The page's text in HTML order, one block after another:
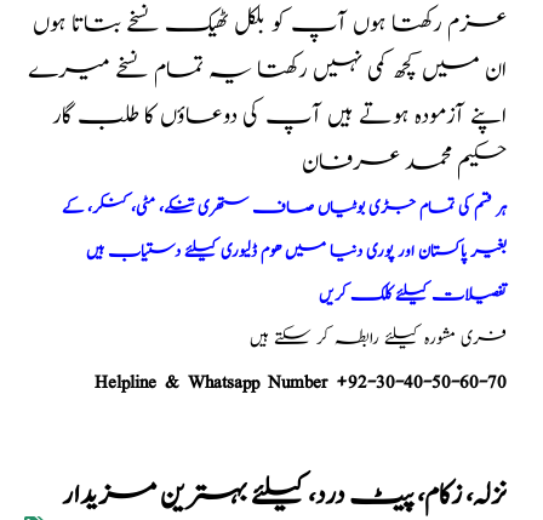
عزم رکھتا ہوں آپ کو بلکل ٹھیک نسخے بتاتا ہوں
ان میں کچھ کمی نہیں رکھتا یہ تمام نسخے میرے
اپنے آزمودہ ہوتے ہیں آپ کی دوعاؤں کا طلب گار
حکیم محمد عرفان
ہر قسم کی تمام جڑی بوٹیاں صاف ستھری تنکے، مٹی، کنکر، کے
بغیر پاکستان اور پوری دنیا میں ھوم ڈلیوری کیلئے دستیاب ہیں
تفصیلات کیلئے کلک کریں
فری مشورہ کیلئے رابطہ کر سکتے ہیں
Helpline & Whatsapp Number +92-30-40-50-60-70
نزلہ، زکام، پیٹ درد، کیلئے بہترین مزیدار